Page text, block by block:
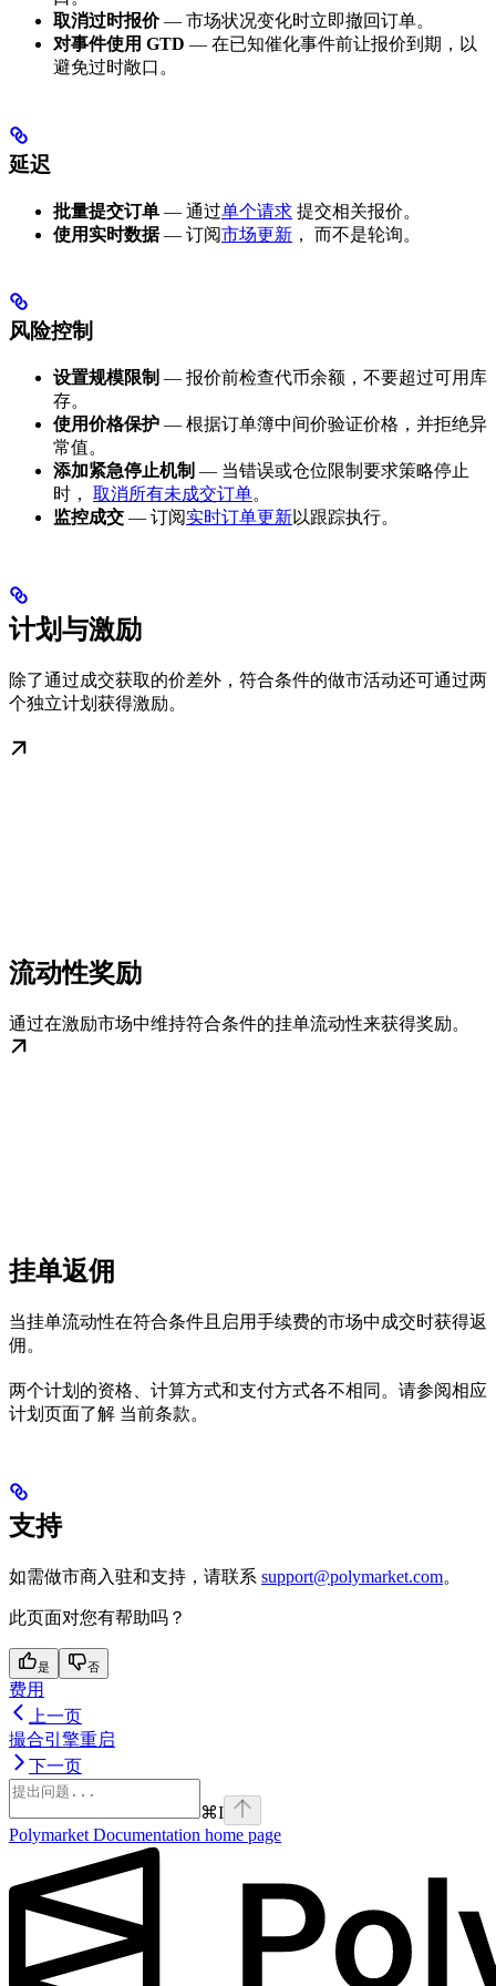
取消过时报价— 市场状况变化时立即撤回订单。
对事件使用 GTD — 在已知催化事件前让报价到期，以
避免过时敞口。
延迟
批量提交订单 — 通过单个请求 提交相关报价。
使用实时数据— 订阅市场更新 ， 而不是轮询。
风险控制
设置规模限制 — 报价前检查代币余额，不要超过可用库
存。
使用价格保护 — 根据订单簿中间价验证价格，并拒绝异
常值。
添加紧急停止机制 — 当错误或仓位限制要求策略停止
时， 取消所有未成交订单。
监控成交 — 订阅实时订单更新以跟踪执行。
计划与激励
除了通过成交获取的价差外，符合条件的做市活动还可通过两
个独立计划获得激励。
流动性奖励
通过在激励市场中维持符合条件的挂单流动性来获得奖励。
挂单返佣
当挂单流动性在符合条件且启用手续费的市场中成交时获得返
佣。
两个计划的资格、计算方式和支付方式各不相同。请参阅相应
计划页面了解 当前条款。
支持
如需做市商入驻和支持，请联系 support@polymarket.com。
此页面对您有帮助吗？
是 否
费用
上一页
撮合引擎重启
下一页
⌘I
Polymarket Documentation home page